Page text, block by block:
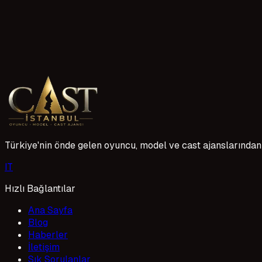
ulaşma çabasını konu alan dizi, güçlü oyuncu kadrosu
temalı derin bir aile hikayesi sunmaya hazırlanıyor.
20 Mayıs 2026
Türkiye'nin önde gelen oyuncu, model ve cast
IT
Hızlı Bağlantılar
Ana Sayfa
Blog
Haberler
İletişim
Sık Sorulanlar